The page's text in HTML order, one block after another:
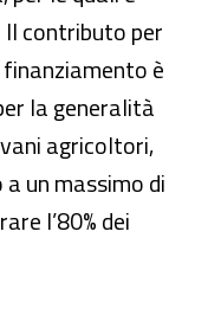
contributo per
è
la generalità
agricoltori,
un massimo di
l’80% dei